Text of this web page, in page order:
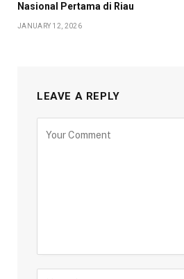
Nasional Pertama di Riau
JANUARY 12, 2026
LEAVE A REPLY